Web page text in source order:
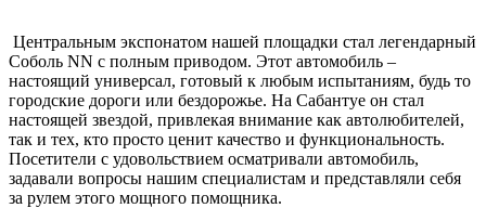
Центральным экспонатом нашей площадки стал легендарный
Соболь NN с полным приводом. Этот автомобиль –
настоящий универсал, готовый к любым испытаниям, будь то
городские дороги или бездорожье. На Сабантуе он стал
настоящей звездой, привлекая внимание как автолюбителей,
так и тех, кто просто ценит качество и функциональность.
Посетители с удовольствием осматривали автомобиль,
задавали вопросы нашим специалистам и представляли себя
за рулем этого мощного помощника.